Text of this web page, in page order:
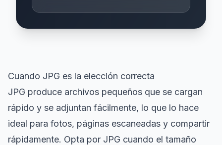
Cuando JPG es la elección correcta
JPG produce archivos pequeños que se cargan
rápido y se adjuntan fácilmente, lo que lo hace
ideal para fotos, páginas escaneadas y compartir
rápidamente. Opta por JPG cuando el tamaño